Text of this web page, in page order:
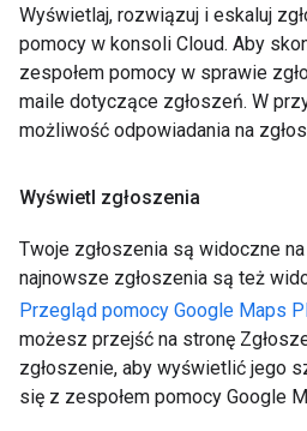
Wyświetlaj, rozwiązuj i eskaluj
pomocy w konsoli Cloud. Aby
zespołem pomocy w sprawie
maile dotyczące zgłoszeń. W
możliwość odpowiadania na
Wyświetl zgłoszenia
Twoje zgłoszenia są widoczne na
najnowsze zgłoszenia są też
Przegląd pomocy Google Maps
możesz przejść na stronę
zgłoszenie, aby wyświetlić jego
się z zespołem pomocy Google